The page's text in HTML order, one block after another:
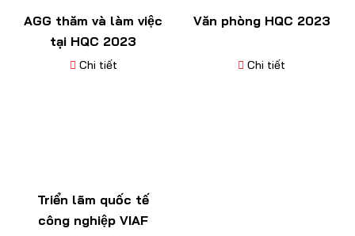
AGG thăm và làm việc
tại HQC 2023
Chi tiết
Văn phòng HQC 2023
Chi tiết
Triển lãm quốc tế
công nghiệp VIAF